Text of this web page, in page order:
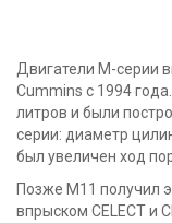
Двигатели M-серии
Cummins с 1994
литров и были
серии: диаметр
был увеличен ход
Позже М11 получил
впрыском CELECT и